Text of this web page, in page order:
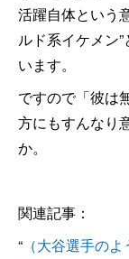
活躍自体という
ルド系イケメン
います。
ですので「彼は
方にもすんなり
か。
関連記事：
“ （大谷選手の